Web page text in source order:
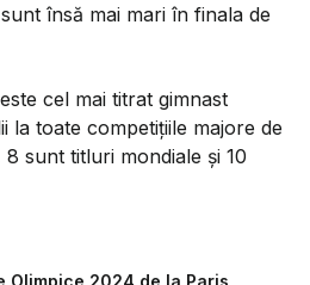
însă mai mari în finala de
cel mai titrat gimnast
la toate competițiile majore de
sunt titluri mondiale și 10
Olimpice 2024 de la Paris